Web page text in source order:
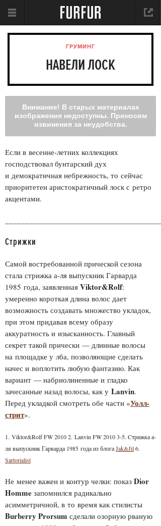
ГРУМИНГ
НАВЕЛИ ЛОСК
Внимание! В старых материалах
изображения недоступны. Приносим
извинения за неудобства.
Если в весенне-летних коллекциях
господствовал бунтарский дух
и демократичная небрежность, то сейчас
приоритетен аристократичный лоск с ретро
акцентами.
Стрижки
Самой востребованной прической сезона
стала стрижка а-ля выпускник Гарварда
1985 года, заявленная Viktor&Rolf:
умеренно короткая длина волос дает
возможность создавать множество укладок,
при этом придавая всему образу
аккуратность и изысканность. Главный
секрет такой прически — длинные волосы
на площадке у лба, позволяющие сделать
начес и воплотить любую фантазию. Как
вариант — набриолиненные и гладко
зачесанные назад волосы, как у Lanvin.
Перед укладкой смотреть обе части «Уолл-
стрит».
1. Viktor&Rolf FW 2010 2. Lanvin FW 2010 3-5. Cтрижка а-
ля выпускник Гарварда 1985 года из блогаJak&Jil6.
Sartorialist
Не менее важен и контур челки: показ Dior
Homme запомнился радикально
асимметричной, в то время как стилисты
Burberry Prorsum сделали озорную рваную